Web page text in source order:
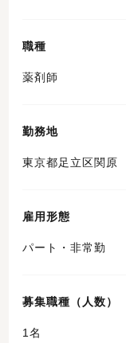
職種
薬剤師
勤務地
東京都足立区関原
雇用形態
パート・非常勤
募集職種（人数）
1名